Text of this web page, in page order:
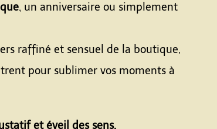
, un anniversaire ou simplement
raffiné et sensuel de la boutique,
pour sublimer vos moments à
et éveil des sens.